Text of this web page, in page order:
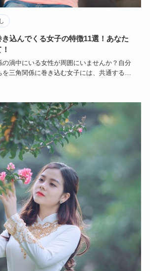
込んでくる女子の特徴11選！あなた
の渦中にいる女性が周囲にいませんか？自分
三角関係に巻き込む女子には、共通する特
…